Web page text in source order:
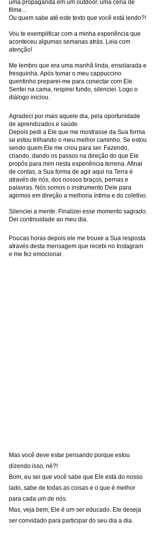
uma propaganda em um outdoor, uma cena de
filme...
Ou quem sabe até este texto que você está lendo?!
Vou te exemplificar com a minha experiência que
aconteceu algumas semanas atrás. Leia com
atenção!
Me lembro que era uma manhã linda, ensolarada e
fresquinha. Após tomar o meu cappuccino
quentinho preparei-me para conectar com Ele.
Sentei na cama, respirei fundo, silenciei. Logo o
diálogo iniciou.
Agradeci por mais aquele dia, pela oportunidade
de aprendizados e saúde.
Depois pedi a Ele que me mostrasse da Sua forma
se estou trilhando o meu melhor caminho. Se estou
sendo quem Ele me criou para ser. Fazendo,
criando, dando os passos na direção do que Ele
propôs para mim nesta experiência terrena. Afinal
de contas, a Sua forma de agir aqui na Terra é
através de nós, dos nossos braços, pernas e
palavras. Nós somos o instrumento Dele para
agirmos em direção a melhoria íntima e do coletivo.
Silenciei a mente. Finalizei esse momento sagrado.
Dei continuidade ao meu dia.
Poucas horas depois ele me trouxe a Sua resposta
através desta mensagem que recebi no Instagram
e me fez emocionar.
Mas você deve estar pensando porque estou
dizendo isso, né?!
Bom, eu sei que você sabe que Ele está do nosso
lado, sabe de todas as coisas e o que é melhor
para cada um de nós.
Mas, veja bem, Ele é um ser educado. Ele deseja
ser convidado para participar do seu dia a dia.